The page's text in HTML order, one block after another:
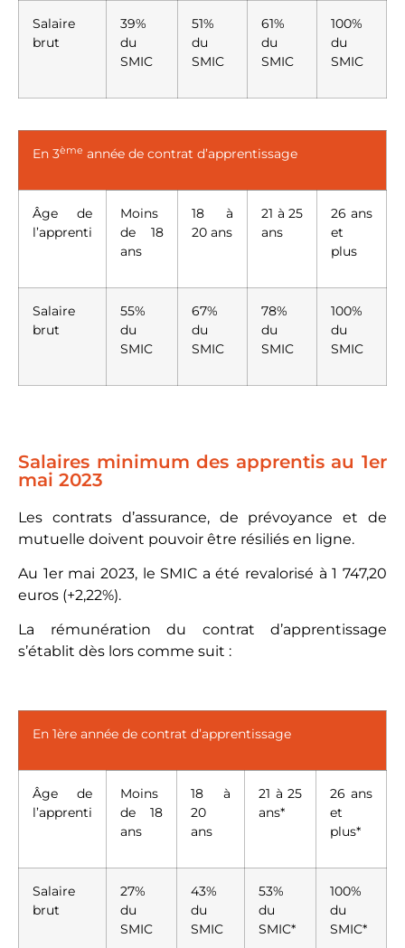
Salaire
brut
39%
du
SMIC
51%
du
SMIC
61%
du
SMIC
100%
du
SMIC
En 3ème année de contrat d’apprentissage
Âge de
l’apprenti
Moins
de 18
ans
18 à
20 ans
21 à 25
ans
26 ans
et
plus
Salaire
brut
55%
du
SMIC
67%
du
SMIC
78%
du
SMIC
100%
du
SMIC
Salaires minimum des apprentis au 1er
mai 2023
Les contrats d’assurance, de prévoyance et de
mutuelle doivent pouvoir être résiliés en ligne.
Au 1er mai 2023, le SMIC a été revalorisé à 1 747,20
euros (+2,22%).
La rémunération du contrat d’apprentissage
s’établit dès lors comme suit :
En 1ère année de contrat d’apprentissage
Âge de
l’apprenti
Moins
de 18
ans
18 à
20
ans
21 à 25
ans*
26 ans
et
plus*
Salaire
brut
27%
du
SMIC
43%
du
SMIC
53%
du
SMIC*
100%
du
SMIC*